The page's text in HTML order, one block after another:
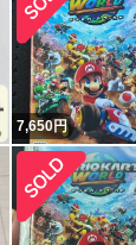
7,650円